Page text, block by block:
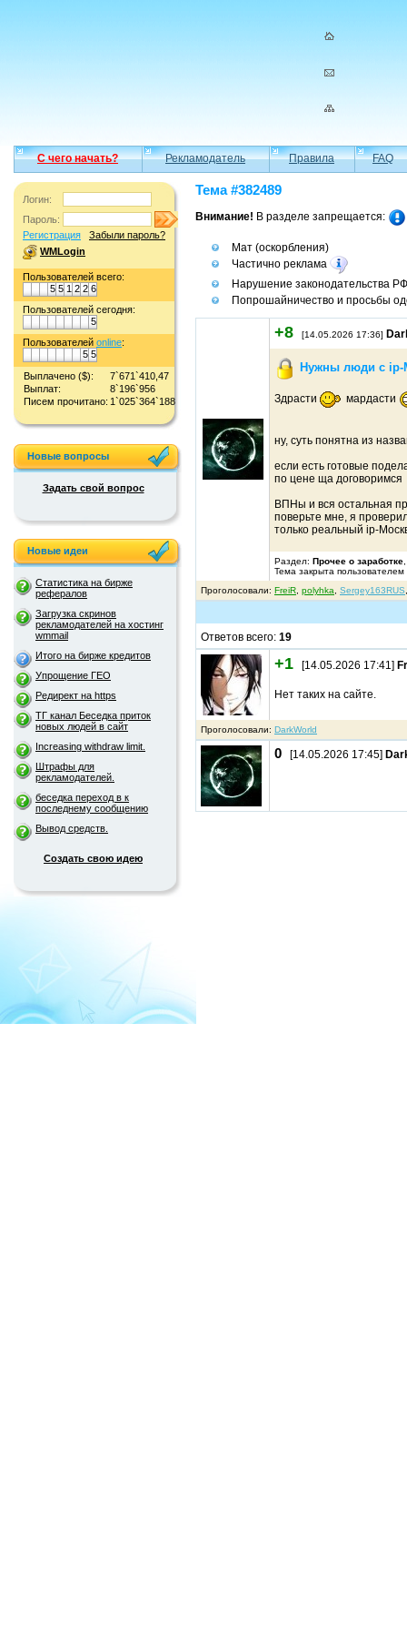
С чего начать? Рекламодатель Правила FAQ
Логин:
Пароль:
Регистрация
Забыли пароль?
WMLogin
Пользователей всего:
5 5 1 2 2 6
Пользователей сегодня:
5
Пользователей online:
5 5
Выплачено ($):
7`671`410,47
Выплат:
8`196`956
Писем прочитано: 1`025`364`188
Новые вопросы
Задать свой вопрос
Новые идеи
Статистика на бирже
рефералов
Загрузка скринов
рекламодателей на хостинг
wmmail
Итого на бирже кредитов
Упрощение ГЕО
Редирект на https
ТГ канал Беседка приток
новых людей в сайт
Increasing withdraw limit.
Штрафы для
рекламодателей.
беседка переход в к
последнему сообщению
Вывод средств.
Создать свою идею
Тема #382489
Внимание! В разделе запрещается:
Мат (оскорбления)
Частично реклама
Нарушение законодательства РФ
Попрошайничество и просьбы
+8 [14.05.2026 17:36]
Нужны люди с
Здрасти мардасти
ну, суть понятна из
если есть готовые
по цене ща договоримся
ВПНы и вся остальная
поверьте мне, я
только реальный ip-
Раздел: Прочее о заработке
Тема закрыта пользователем
Проголосовали: FreiR polyhka Sergey163RUS
Ответов всего: 19
+1 [14.05.2026 17:41]
Нет таких на сайте.
Проголосовали: DarkWorld
0 [14.05.2026 17:45]